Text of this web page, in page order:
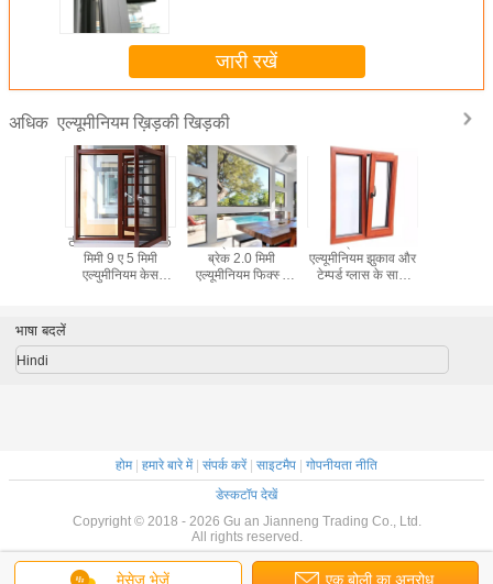
जारी रखें
अधिक एल्यूमीनियम ख़िड़की खिड़की
टी 6 डबल ग्लेज़िंग बे 5
मिमी 9 ए 5 मिमी
एल्युमीनियम केस
पवन प्रतिरोधी थर्मल
ब्रेक 2.0 मिमी
एल्यूमीनियम फिक्स्ड
थर्मल ब्रेक 3.0 मिमी
एल्यूमीनियम झुकाव और
टेम्पर्ड ग्लास के साथ
मेसेज भेजें एक बोली का अनुरोध
भाषा बदलें
Hindi
होम| हमारे बारे में| संपर्क करें| साइटमैप
गोपनीयता नीति
डेस्कटॉप देखें
Copyright © 2018 - 2026 Gu an Jianneng Trading Co., Ltd.
All rights reserved.